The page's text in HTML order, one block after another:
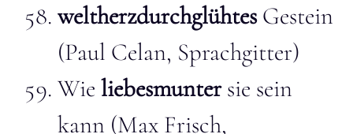
weltherzdurchglühtesGestein
(Paul Celan, Sprachgitter)
Wie liebesmuntersie sein
kann (Max Frisch,